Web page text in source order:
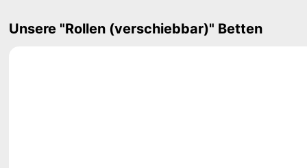
Unsere "Rollen (verschiebbar)" Betten